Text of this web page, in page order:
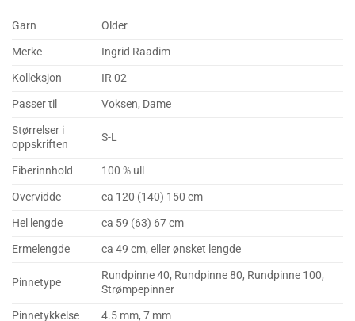
Garn
Older
Merke
Ingrid Raadim
Kolleksjon
IR 02
Passer til
Voksen, Dame
Størrelser i
oppskriften
S-L
Fiberinnhold
100 % ull
Overvidde
ca 120 (140) 150 cm
Hel lengde
ca 59 (63) 67 cm
Ermelengde
ca 49 cm, eller ønsket lengde
Pinnetype
Rundpinne 40, Rundpinne 80, Rundpinne 100,
Strømpepinner
Pinnetykkelse
4.5 mm, 7 mm